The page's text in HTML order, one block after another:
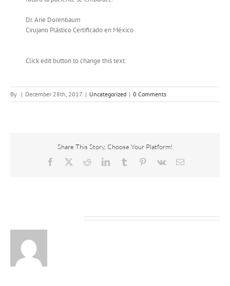
Dr. Arie Dorenbaum
Cirujano Plástico Certificado en México
Click edit button to change this text.
By | December 28th, 2017 | Uncategorized | 0 Comments
Share This Story, Choose Your Platform!
Facebook
RedditLinkedInTumblr Pinterest
Vk Email